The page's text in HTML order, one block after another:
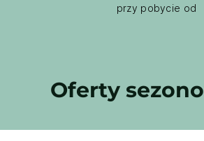
przy pobycie od
Oferty